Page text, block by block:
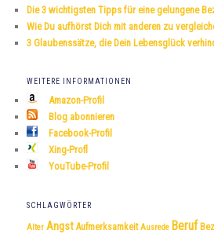
Die 3 wichtigsten Tipps für eine gelungene
Wie Du aufhörst Dich mit anderen zu
3 Glaubenssätze, die Dein Lebensglück
WEITERE INFORMATIONEN
Amazon-Profil
Blog abonnieren
Facebook-Profil
Xing-Profl
YouTube-Profil
SCHLAGWÖRTER
Alter Angst Aufmerksamkeit Ausrede Beruf